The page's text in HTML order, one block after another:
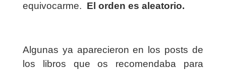
equivocarme. El orden es aleatorio.
Algunas ya aparecieron en los posts de
los libros que os recomendaba para